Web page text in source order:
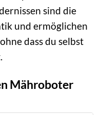
sind die
und ermöglichen
dass du selbst
Mähroboter